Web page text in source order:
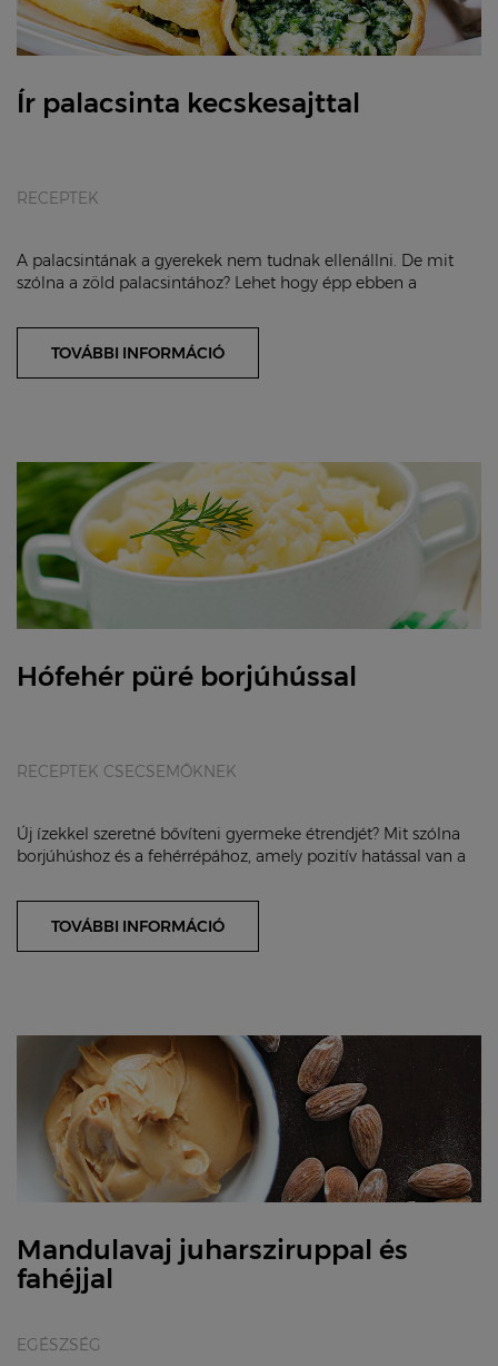
Ír palacsinta kecskesajttal
RECEPTEK
A palacsintának a gyerekek nem tudnak ellenállni. De mit
szólna a zöld palacsintához? Lehet hogy épp ebben a
TOVÁBBI INFORMÁCIÓ
Hófehér püré borjúhússal
RECEPTEK CSECSEMŐKNEK
Új ízekkel szeretné bővíteni gyermeke étrendjét? Mit szólna
borjúhúshoz és a fehérrépához, amely pozitív hatással van a
TOVÁBBI INFORMÁCIÓ
Mandulavaj juharsziruppal és
fahéjjal
EGÉSZSÉG